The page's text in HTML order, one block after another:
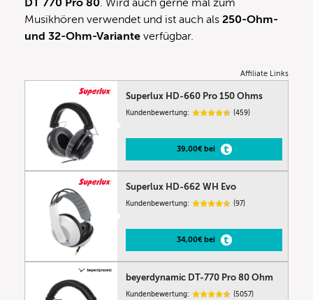
DT 770 Pro 80. Wird auch gerne mal zum
Musikhören verwendet und ist auch als 250-Ohm-
und 32-Ohm-Variante verfügbar.
Affiliate Links
Superlux HD-660 Pro 150 Ohms
Kundenbewertung: (459)
39,00€ bei
Superlux HD-662 WH Evo
Kundenbewertung: (97)
34,00€ bei
beyerdynamic DT-770 Pro 80 Ohm
Kundenbewertung: (5057)